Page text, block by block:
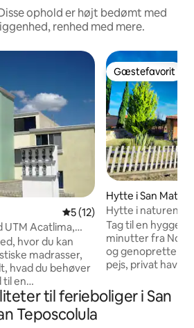
ophold er højt bedømt med
renhed med mere.
5 ud af 5 i gennemsnitlig
5 (12)
UTM Acatlima,
hvor du kan
madrasser,
hvad du behøver
til en
uanset om du
eller ferie. Vi er
tæt på
Gæstefavorit
Gæstefavorit
Hytte i San
Hytte i naturen
Tag til en
minutter fra
og genoprette
pejs, privat have
eller til at nyde
med familie og
til ferieboliger i San
Teposcolula